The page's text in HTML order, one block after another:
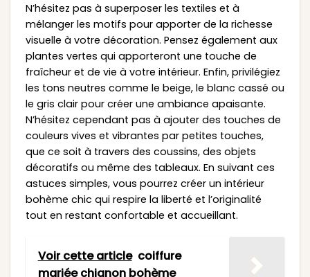
N’hésitez pas à superposer les textiles et à
mélanger les motifs pour apporter de la richesse
visuelle à votre décoration. Pensez également aux
plantes vertes qui apporteront une touche de
fraîcheur et de vie à votre intérieur. Enfin, privilégiez
les tons neutres comme le beige, le blanc cassé ou
le gris clair pour créer une ambiance apaisante.
N’hésitez cependant pas à ajouter des touches de
couleurs vives et vibrantes par petites touches,
que ce soit à travers des coussins, des objets
décoratifs ou même des tableaux. En suivant ces
astuces simples, vous pourrez créer un intérieur
bohème chic qui respire la liberté et l’originalité
tout en restant confortable et accueillant.
Voir cette article coiffure
mariée chignon bohème